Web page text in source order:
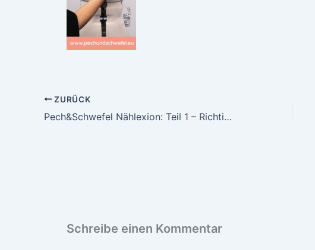
ZURÜCK
Pech&Schwefel Nählexion: Teil 1 – Richtig Maßnehmen, Körpermaßtabelle, Fertigmaßtabelle und „die Kaufgröße“
Schreibe einen Kommentar